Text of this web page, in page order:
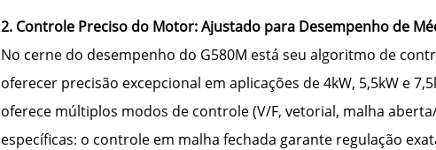
2. Controle Preciso do Motor: Ajustado para Desempenho de
No cerne do desempenho do G580M está seu algoritmo de
oferecer precisão excepcional em aplicações de 4kW, 5,5kW e
oferece múltiplos modos de controle (V/F, vetorial, malha
específicas: o controle em malha fechada garante regulação